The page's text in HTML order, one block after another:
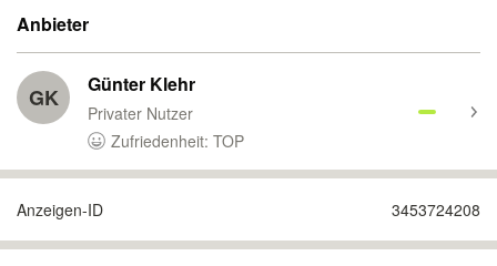
Anbieter
GK Günter Klehr
Privater Nutzer
Zufriedenheit: TOP
Anzeigen-ID 3453724208